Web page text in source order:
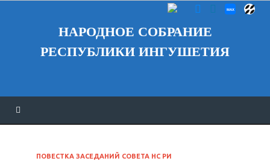
НАРОДНОЕ СОБРАНИЕ
РЕСПУБЛИКИ ИНГУШЕТИЯ
ПОВЕСТКА ЗАСЕДАНИЙ СОВЕТА НС РИ